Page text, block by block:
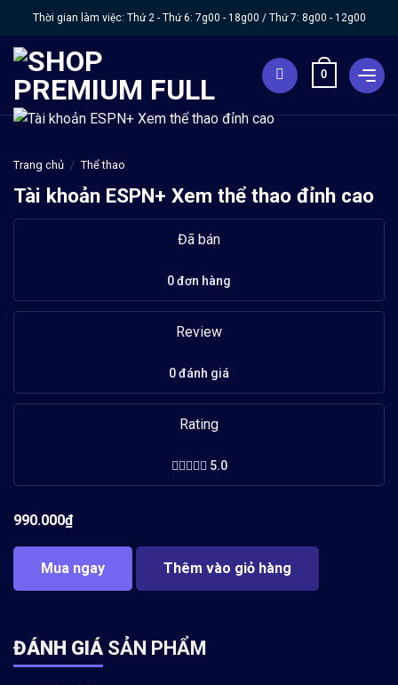
Chuyển
nội
dung
Thời gian làm việc: Thứ 2 - Thứ 6: 7g00 - 18g00 / Thứ 7: 8g00 - 12g00
0
Trang chủ / Thể thao
Tài khoản ESPN+ Xem thể thao đỉnh cao
Đã bán
0 đơn hàng
Review
0 đánh giá
Rating
5.0
990.000₫
Mua ngay Thêm vào giỏ hàng
ĐÁNH GIÁ SẢN PHẨM